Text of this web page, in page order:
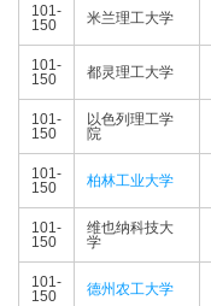
101-
150
米兰理工大学
101-
150
都灵理工大学
101-
150
以色列理工学
院
101-
150
柏林工业大学
101-
150
维也纳科技大
学
101-
150
德州农工大学